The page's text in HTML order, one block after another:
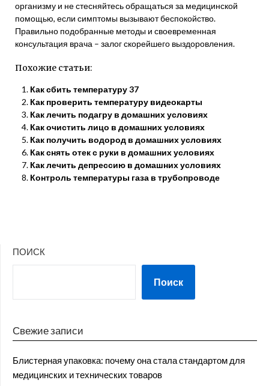
организму и не стесняйтесь обращаться за медицинской
помощью, если симптомы вызывают беспокойство.
Правильно подобранные методы и своевременная
консультация врача – залог скорейшего выздоровления.
Похожие статьи:
Как сбить температуру 37
Как проверить температуру видеокарты
Как лечить подагру в домашних условиях
Как очистить лицо в домашних условиях
Как получить водород в домашних условиях
Как снять отек с руки в домашних условиях
Как лечить депрессию в домашних условиях
Контроль температуры газа в трубопроводе
ПОИСК
Поиск
Свежие записи
Блистерная упаковка: почему она стала стандартом для
медицинских и технических товаров